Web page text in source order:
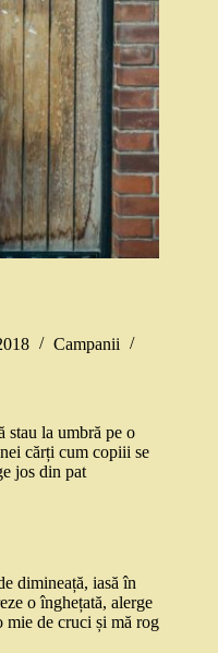
Campanii
stau la umbră pe o
cărți cum copiii se
jos din pat
dimineață, iasă în
o înghețată, alerge
mie de cruci și mă rog